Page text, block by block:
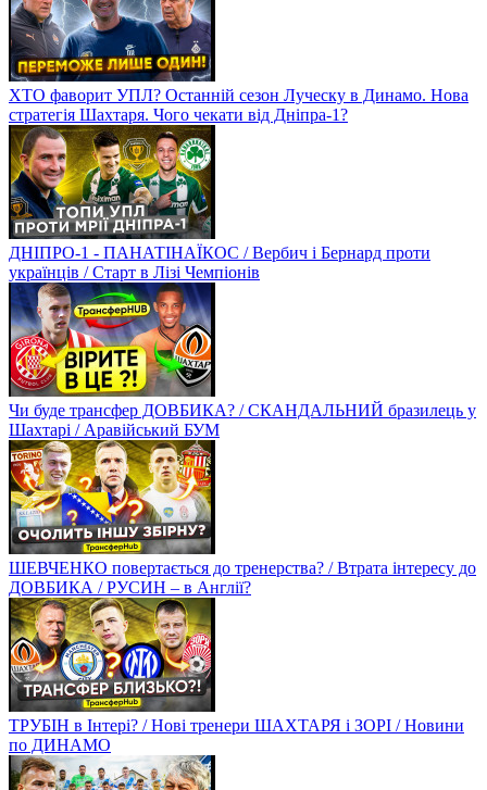
ХТО фаворит УПЛ? Останній сезон Луческу в Динамо. Нова
стратегія Шахтаря. Чого чекати від Дніпра-1?
ДНІПРО-1 - ПАНАТІНАЇКОС / Вербич і Бернард проти
українців / Старт в Лізі Чемпіонів
Чи буде трансфер ДОВБИКА? / СКАНДАЛЬНИЙ бразилець у
Шахтарі / Аравійський БУМ
ШЕВЧЕНКО повертається до тренерства? / Втрата інтересу до
ДОВБИКА / РУСИН – в Англії?
ТРУБІН в Інтері? / Нові тренери ШАХТАРЯ і ЗОРІ / Новини
по ДИНАМО